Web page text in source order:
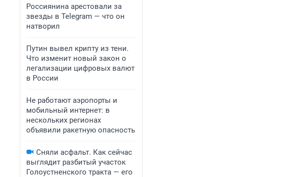
Россиянина арестовали за
звезды в Telegram — что он
натворил
Путин вывел крипту из тени.
Что изменит новый закон о
легализации цифровых валют
в России
Не работают аэропорты и
мобильный интернет: в
нескольких регионах
объявили ракетную опасность
Сняли асфальт. Как сейчас
выглядит разбитый участок
Голоустненского тракта — его